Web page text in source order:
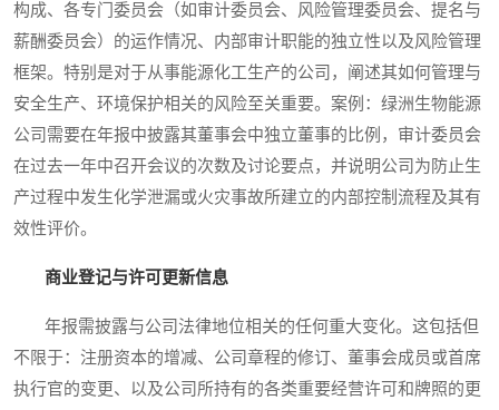
构成、各专门委员会（如审计委员会、风险管理委员会、提名与
薪酬委员会）的运作情况、内部审计职能的独立性以及风险管理
框架。特别是对于从事能源化工生产的公司，阐述其如何管理与
安全生产、环境保护相关的风险至关重要。案例：绿洲生物能源
公司需要在年报中披露其董事会中独立董事的比例，审计委员会
在过去一年中召开会议的次数及讨论要点，并说明公司为防止生
产过程中发生化学泄漏或火灾事故所建立的内部控制流程及其有
效性评价。
商业登记与许可更新信息
年报需披露与公司法律地位相关的任何重大变化。这包括但
不限于：注册资本的增减、公司章程的修订、董事会成员或首席
执行官的变更、以及公司所持有的各类重要经营许可和牌照的更